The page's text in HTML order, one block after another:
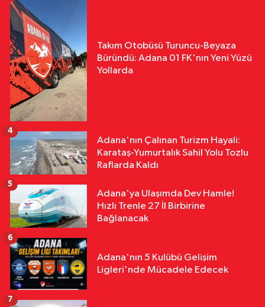
Takım Otobüsü Turuncu-Beyaza
Büründü: Adana 01 FK'nın Yeni Yüzü
Yollarda
Adana'nın Çalınan Turizm Hayali:
Karataş-Yumurtalık Sahil Yolu Tozlu
Raflarda Kaldı
4
Adana'ya Ulaşımda Dev Hamle!
Hızlı Trenle 27 İl Birbirine
Bağlanacak
5
Adana'nın 5 Kulübü Gelişim
Ligleri'nde Mücadele Edecek
6
7